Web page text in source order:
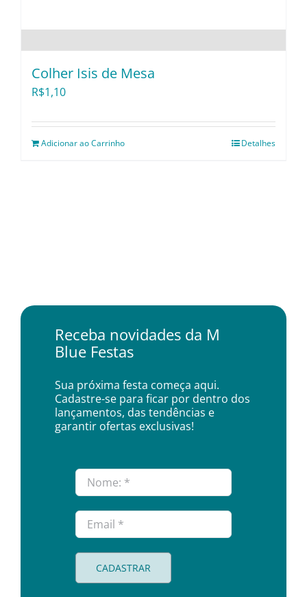
Colher Isis de Mesa
R$1,10
Adicionar ao Carrinho Detalhes
Receba novidades da M
Blue Festas
Sua próxima festa começa aqui.
Cadastre-se para ficar por dentro dos
lançamentos, das tendências e
garantir ofertas exclusivas!
CADASTRAR